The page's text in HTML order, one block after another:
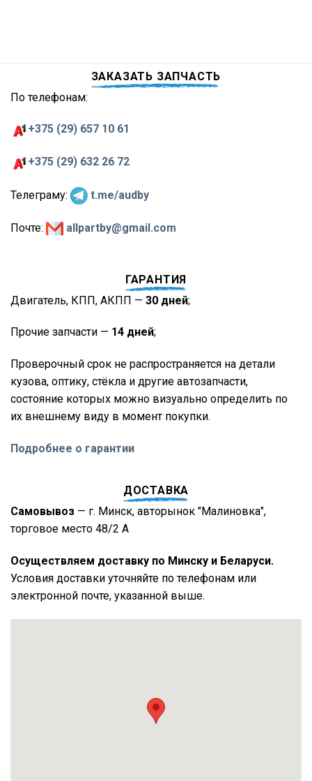
ЗАКАЗАТЬ ЗАПЧАСТЬ
По телефонам:
+375 (29) 657 10 61
+375 (29) 632 26 72
Телеграму: t.me/audby
Почте: allpartby@gmail.com
ГАРАНТИЯ
Двигатель, КПП, АКПП — 30 дней;
Прочие запчасти — 14 дней;
Проверочный срок не распространяется на детали
кузова, оптику, стёкла и другие автозапчасти,
состояние которых можно визуально определить по
их внешнему виду в момент покупки.
Подробнее о гарантии
ДОСТАВКА
Самовывоз — г. Минск, авторынок "Малиновка",
торговое место 48/2 А
Осуществляем доставку по Минску и Беларуси.
Условия доставки уточняйте по телефонам или
электронной почте, указанной выше.